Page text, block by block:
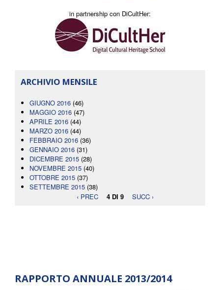
in partnership con DiCultHer:
ARCHIVIO MENSILE
GIUGNO 2016 (46)
MAGGIO 2016 (47)
APRILE 2016 (44)
MARZO 2016 (44)
FEBBRAIO 2016 (36)
GENNAIO 2016 (31)
DICEMBRE 2015 (28)
NOVEMBRE 2015 (40)
OTTOBRE 2015 (37)
SETTEMBRE 2015 (38)
‹ PREC
4 DI 9 SUCC ›
RAPPORTO ANNUALE 2013/2014